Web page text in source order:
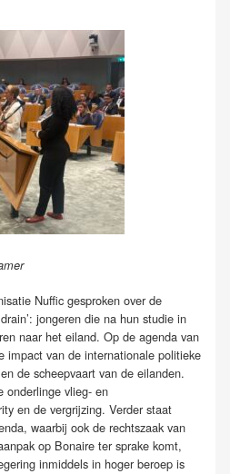
Nuffic gesproken over de
jongeren die na hun studie in
naar het eiland. Op de agenda van
impact van de internationale politieke
de scheepvaart van de eilanden.
onderlinge vlieg- en
en de vergrijzing. Verder staat
waarbij ook de rechtszaak van
op Bonaire ter sprake komt,
inmiddels in hoger beroep is